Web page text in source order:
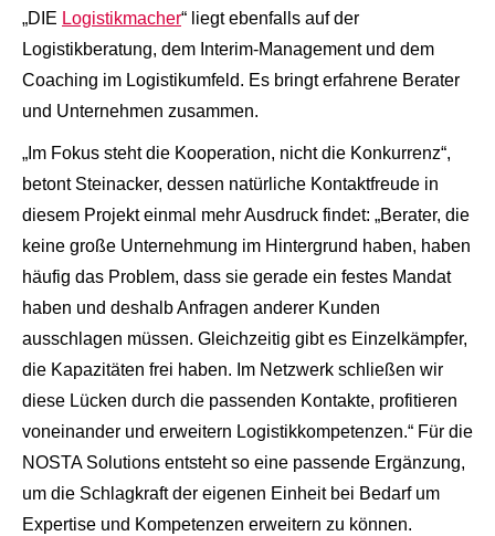
„DIE Logistikmacher“ liegt ebenfalls auf der
Logistikberatung, dem Interim-Management und dem
Coaching im Logistikumfeld. Es bringt erfahrene Berater
und Unternehmen zusammen.
„Im Fokus steht die Kooperation, nicht die Konkurrenz“,
betont Steinacker, dessen natürliche Kontaktfreude in
diesem Projekt einmal mehr Ausdruck findet: „Berater, die
keine große Unternehmung im Hintergrund haben, haben
häufig das Problem, dass sie gerade ein festes Mandat
haben und deshalb Anfragen anderer Kunden
ausschlagen müssen. Gleichzeitig gibt es Einzelkämpfer,
die Kapazitäten frei haben. Im Netzwerk schließen wir
diese Lücken durch die passenden Kontakte, profitieren
voneinander und erweitern Logistikkompetenzen.“ Für die
NOSTA Solutions entsteht so eine passende Ergänzung,
um die Schlagkraft der eigenen Einheit bei Bedarf um
Expertise und Kompetenzen erweitern zu können.